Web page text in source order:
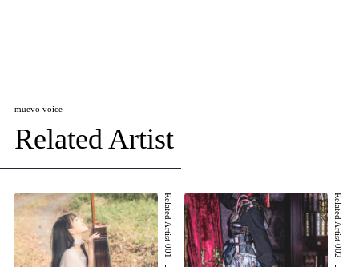
muevo voice
Related Artist
Related Artist 001 Related Artist 002